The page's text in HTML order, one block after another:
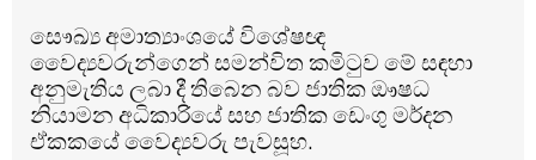
සෞඛ්‍ය අමාත්‍යාංශයේ විශේෂඥ
වෛද්‍යවරුන්ගෙන් සමන්විත කමිටුව මේ සඳහා
අනුමැතිය ලබා දී තිබෙන බව ජාතික ඖෂධ
නියාමන අධිකාරියේ සහ ජාතික ඩෙංගු මර්දන
ඒකකයේ වෛද්‍යවරු පැවසූහ.